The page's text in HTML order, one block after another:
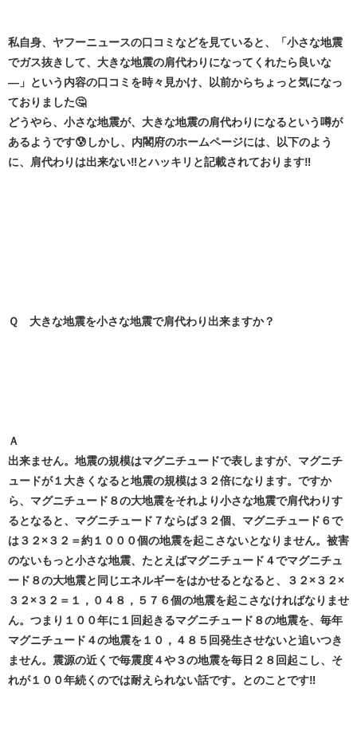
私自身、ヤフーニュースの口コミなどを見ていると、「小さな地震
でガス抜きして、大きな地震の肩代わりになってくれたら良いな
―」という内容の口コミを時々見かけ、以前からちょっと気になっ
ておりました🤔
どうやら、小さな地震が、大きな地震の肩代わりになるという噂が
あるようです😰しかし、内閣府のホームページには、以下のよう
に、肩代わりは出来ない‼️とハッキリと記載されております‼️
Ｑ 大きな地震を小さな地震で肩代わり出来ますか？
Ａ
出来ません。地震の規模はマグニチュードで表しますが、マグニチ
ュードが１大きくなると地震の規模は３２倍になります。ですか
ら、マグニチュード８の大地震をそれより小さな地震で肩代わりす
るとなると、マグニチュード７ならば３２個、マグニチュード６で
は３２×３２＝約１０００個の地震を起こさないとなりません。被害
のないもっと小さな地震、たとえばマグニチュード４でマグニチュ
ード８の大地震と同じエネルギーをはかせるとなると、３２×３２×
３２×３２＝１，０４８，５７６個の地震を起こさなければなりませ
ん。つまり１００年に１回起きるマグニチュード８の地震を、毎年
マグニチュード４の地震を１０，４８５回発生させないと追いつき
ません。震源の近くで毎震度４や３の地震を毎日２８回起こし、そ
れが１００年続くのでは耐えられない話です。とのことです‼️